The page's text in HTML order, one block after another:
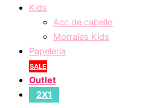
Kids
Acc de cabello
Morrales Kids
Papelería
SALE
Outlet
2X1